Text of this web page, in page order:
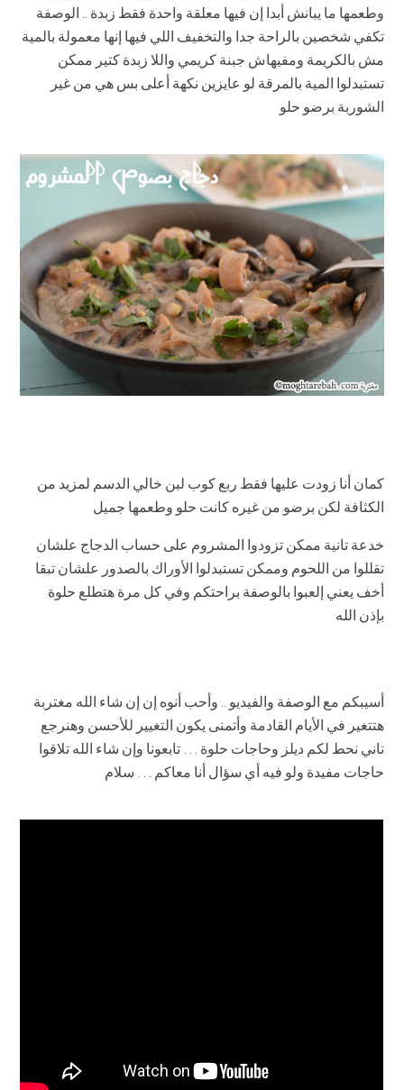
وطعمها ما يبانش أبدا إن فيها معلقة واحدة فقط زبدة .. الوصفة
تكفي شخصين بالراحة جدا والتخفيف اللي فيها إنها معمولة بالمية
مش بالكريمة ومفيهاش جبنة كريمي واللا زبدة كتير ممكن
تستبدلوا المية بالمرقة لو عايزين نكهة أعلى بس هي من غير
الشوربة برضو حلو
كمان أنا زودت عليها فقط ربع كوب لبن خالي الدسم لمزيد من
الكثافة لكن برضو من غيره كانت حلو وطعمها جميل
خدعة تانية ممكن تزودوا المشروم على حساب الدجاج علشان
تقللوا من اللحوم وممكن تستبدلوا الأوراك بالصدور علشان تبقا
أخف يعني إلعبوا بالوصفة براحتكم وفي كل مرة هتطلع حلوة
بإذن الله
أسيبكم مع الوصفة والفيديو .. وأحب أنوه إن إن شاء الله مغتربة
هتتغير في الأيام القادمة وأتمنى يكون التغيير للأحسن وهنرجع
تاني نحط لكم ديلز وحاجات حلوة … تابعونا وإن شاء الله تلاقوا
حاجات مفيدة ولو فيه أي سؤال أنا معاكم … سلام